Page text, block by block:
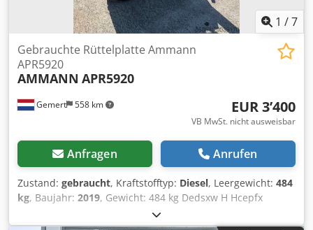
1 /7
Gemert 558 km
Gebrauchte Rüttelplatte Ammann
APR5920
AMMANN APR5920
EUR 3’400
VB MwSt. nicht ausweisbar
Anfragen Anrufen
Zustand: gebraucht, Kraftstofftyp: Diesel, Leergewicht: 484
kg, Baujahr: 2019, Gewicht: 484 kg Dedsxw H Hcepfx
Amxewa Schlagkraft: 59 kn Diesel, 1 Zylinder Hatz (1b40)\
Vorwärts/Rückwärts. Elektrostart. Plattenbreite: 60 cm Preis